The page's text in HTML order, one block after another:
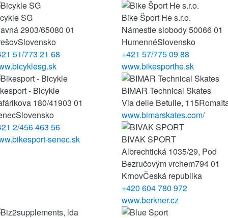
SG
2903/65080 01
Slovensko
51/773 21 68
Bike Šport He s.r.o.
Námestie slobody 50066 01
HumennéSlovensko
+421 57/775 09 88
www.bikesporthe.sk
- Bicykle
180/41903 01
Slovensko
2/456 463 56
senec.sk
BIMAR Technical Skates
Via delle Betulle, 115Roma
www.bimarskates.com/
BIVAK SPORT
Albrechtická 1035/29, Pod
Bezručovým vrchem794 01
KrnovČeská republika
+420 604 780 972
www.berkner.cz